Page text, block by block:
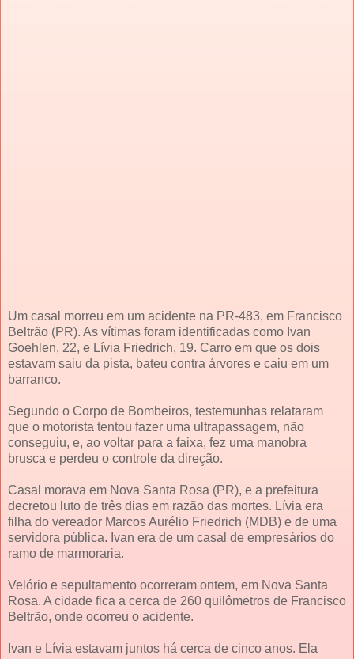
Um casal morreu em um acidente na PR-483, em Francisco
Beltrão (PR). As vítimas foram identificadas como Ivan
Goehlen, 22, e Lívia Friedrich, 19. Carro em que os dois
estavam saiu da pista, bateu contra árvores e caiu em um
barranco.
Segundo o Corpo de Bombeiros, testemunhas relataram
que o motorista tentou fazer uma ultrapassagem, não
conseguiu, e, ao voltar para a faixa, fez uma manobra
brusca e perdeu o controle da direção.
Casal morava em Nova Santa Rosa (PR), e a prefeitura
decretou luto de três dias em razão das mortes. Lívia era
filha do vereador Marcos Aurélio Friedrich (MDB) e de uma
servidora pública. Ivan era de um casal de empresários do
ramo de marmoraria.
Velório e sepultamento ocorreram ontem, em Nova Santa
Rosa. A cidade fica a cerca de 260 quilômetros de Francisco
Beltrão, onde ocorreu o acidente.
Ivan e Lívia estavam juntos há cerca de cinco anos. Ela